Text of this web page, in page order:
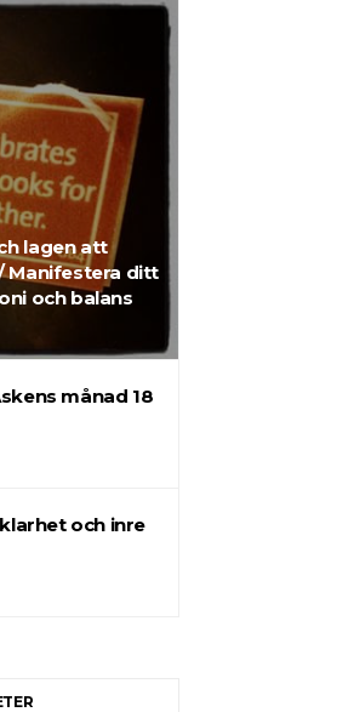
lagen att
Manifestera ditt
och balans
månad 18
och inre